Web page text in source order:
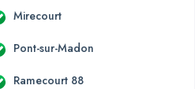
Mirecourt
Pont-sur-Madon
Ramecourt 88